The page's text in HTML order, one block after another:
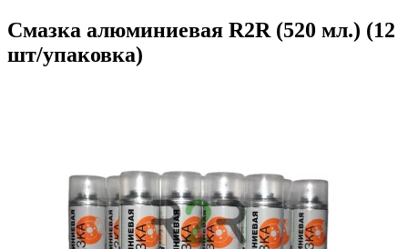
Смазка алюминиевая R2R (520 мл.) (12
шт/упаковка)